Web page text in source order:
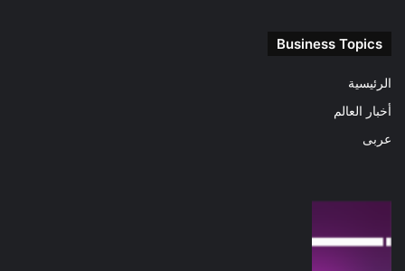
Business Topics
الرئيسية
أخبار العالم
عربى